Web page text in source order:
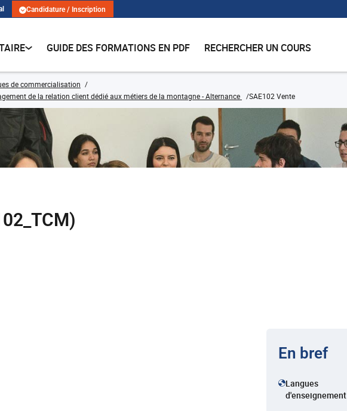
Candidature / Inscription
GUIDE DES FORMATIONS EN PDF RECHERCHER UN COURS
de commercialisation
de la relation client dédié aux métiers de la montagne - Alternance
SAE102 Vente
En bref
Langues
d'enseignement